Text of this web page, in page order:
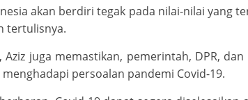
akan berdiri tegak pada nilai-nilai yang
tertulisnya.
Aziz juga memastikan, pemerintah, DPR,
persoalan pandemi Covid-19.